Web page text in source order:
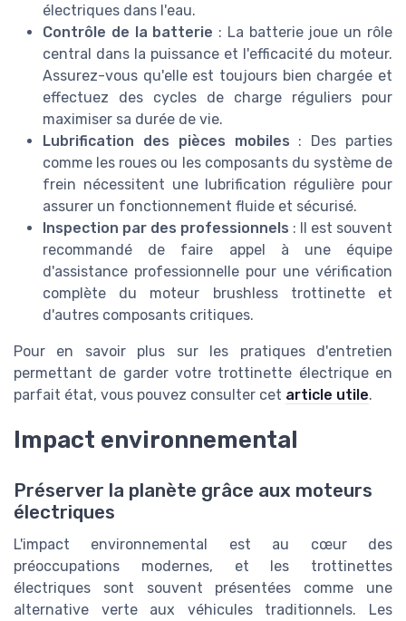
électriques dans l'eau.
Contrôle de la batterie : La batterie joue un rôle
central dans la puissance et l'efficacité du moteur.
Assurez-vous qu'elle est toujours bien chargée et
effectuez des cycles de charge réguliers pour
maximiser sa durée de vie.
Lubrification des pièces mobiles : Des parties
comme les roues ou les composants du système de
frein nécessitent une lubrification régulière pour
assurer un fonctionnement fluide et sécurisé.
Inspection par des professionnels : Il est souvent
recommandé de faire appel à une équipe
d'assistance professionnelle pour une vérification
complète du moteur brushless trottinette et
d'autres composants critiques.
Pour en savoir plus sur les pratiques d'entretien
permettant de garder votre trottinette électrique en
parfait état, vous pouvez consulter cet article utile.
Impact environnemental
Préserver la planète grâce aux moteurs
électriques
L'impact environnemental est au cœur des
préoccupations modernes, et les trottinettes
électriques sont souvent présentées comme une
alternative verte aux véhicules traditionnels. Les